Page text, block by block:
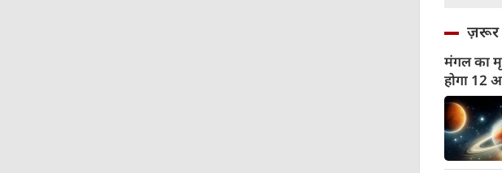
ज़रूर
मंगल का
होगा 12